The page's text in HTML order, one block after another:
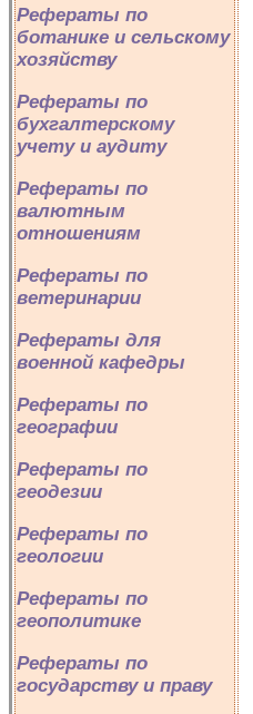
Рефераты по
ботанике и сельскому
хозяйству
Рефераты по
бухгалтерскому
учету и аудиту
Рефераты по
валютным
отношениям
Рефераты по
ветеринарии
Рефераты для
военной кафедры
Рефераты по
географии
Рефераты по
геодезии
Рефераты по
геологии
Рефераты по
геополитике
Рефераты по
государству и праву